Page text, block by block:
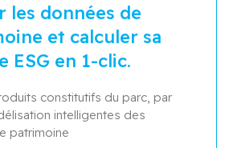
les données de
et calculer sa
ESG en 1-clic.
constitutifs du parc, par
intelligentes des
patrimoine